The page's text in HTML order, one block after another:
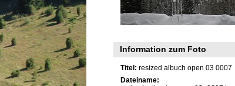
Information zum Foto
Titel: resized albuch open 03 0007
Dateiname: